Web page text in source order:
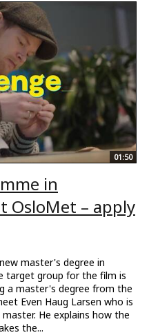
01:50
in
OsloMet – apply
master's degree in
target group for the film is
a master's degree from the
Even Haug Larsen who is
He explains how the
the...